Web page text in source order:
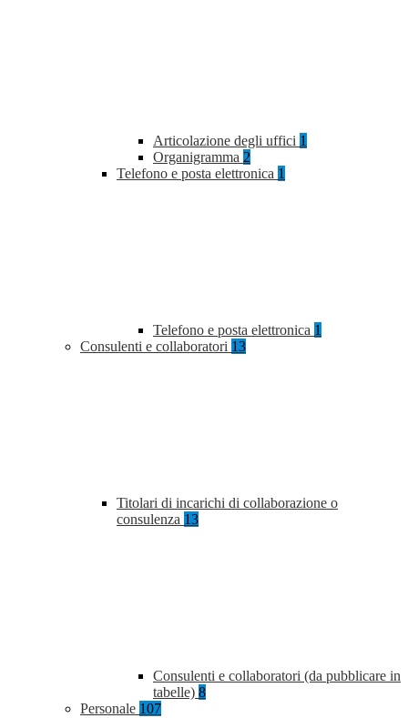
Articolazione degli uffici 1
Organigramma 2
Telefono e posta elettronica 1
Telefono e posta elettronica 1
Consulenti e collaboratori 13
Titolari di incarichi di collaborazione o
consulenza 13
Consulenti e collaboratori (da pubblicare in
tabelle) 8
Personale 107